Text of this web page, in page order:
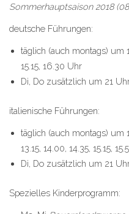
Sommerhauptsaison 2018
deutsche Führungen:
täglich (auch montags) um
15.15, 16.30 Uhr
Di, Do zusätzlich um 21
italienische Führungen:
täglich (auch montags) um
13.15, 14.00, 14.35, 15.15,
Di, Do zusätzlich um 21
Spezielles Kinderprogramm: